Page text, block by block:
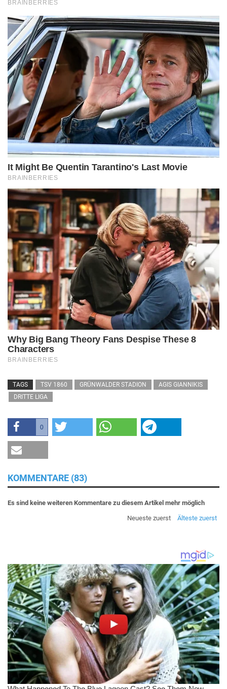
TAGS TSV 1860 GRÜNWALDER STADION
AGIS GIANNIKIS
DRITTE LIGA
0
KOMMENTARE (83)
Es sind keine weiteren Kommentare zu diesem Artikel mehr möglich
Neueste zuerst
Älteste zuerst